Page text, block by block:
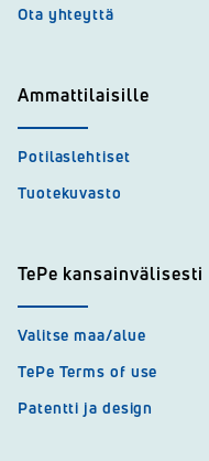
Ota yhteyttä
Ammattilaisille
Potilaslehtiset
Tuotekuvasto
TePe kansainvälisesti
Valitse maa/alue
TePe Terms of use
Patentti ja design